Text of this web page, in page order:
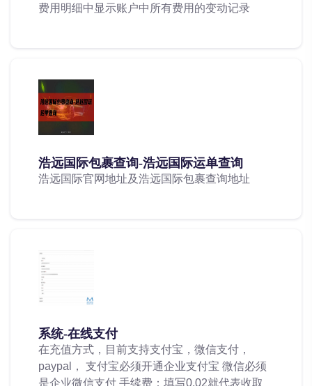
费用明细中显示账户中所有费用的变动记录
浩远国际包裹查询-浩远国际运单查询
浩远国际官网地址及浩远国际包裹查询地址
系统-在线支付
在充值方式，目前支持支付宝，微信支付，
paypal， 支付宝必须开通企业支付宝 微信必须
是企业微信支付 手续费：填写0.02就代表收取